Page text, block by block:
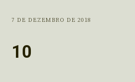
7 DE DEZEMBRO DE 2018
10